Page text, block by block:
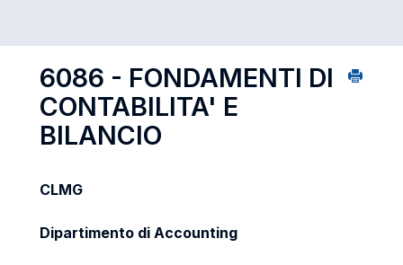
6086 - FONDAMENTI DI
CONTABILITA' E
BILANCIO
CLMG
Dipartimento di Accounting